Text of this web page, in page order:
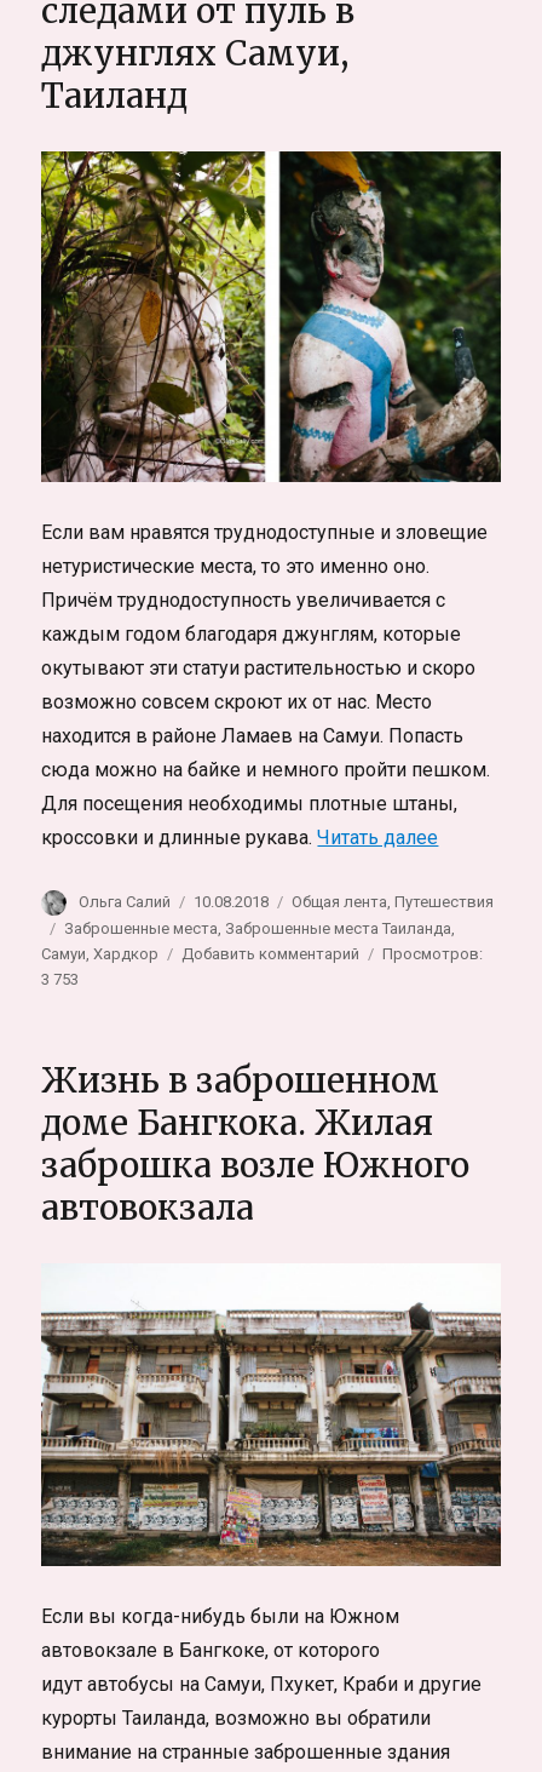
следами от пуль в
джунглях Самуи,
Таиланд
Если вам нравятся труднодоступные и зловещие
нетуристические места, то это именно оно.
Причём труднодоступность увеличивается с
каждым годом благодаря джунглям, которые
окутывают эти статуи растительностью и скоро
возможно совсем скроют их от нас. Место
находится в районе Ламаев на Самуи. Попасть
сюда можно на байке и немного пройти пешком.
Для посещения необходимы плотные штаны,
кроссовки и длинные рукава.Читать далее
Автор
Ольга Салий Опубликовано
10.08.2018 Рубрики
Общая лента,Путешествия
Метки
Заброшенные места Заброшенные места Таиланда
Самуи ,Хардкор Добавить комментарий
следами
пуль
в
джунглях
Просмотров:
3 753
Жизнь в заброшенном
доме Бангкока. Жилая
заброшка возле Южного
автовокзала
Если вы когда-нибудь были на Южном
автовокзале в Бангкоке, от которого
идут автобусы на Самуи, Пхукет, Краби и другие
курорты Таиланда, возможно вы обратили
внимание на странные заброшенные здания